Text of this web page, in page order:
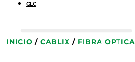
GLC
INICIO / CABLIX / FIBRA OPTICA